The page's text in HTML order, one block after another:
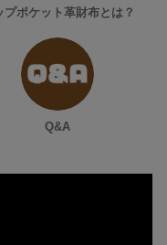
プポケット革財布とは？
Q&A